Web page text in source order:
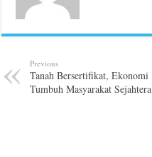
Previous
Tanah Bersertifikat, Ekonomi
Tumbuh Masyarakat Sejahtera